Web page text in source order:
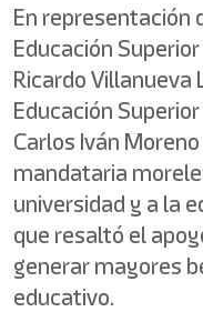
En representación
Educación
Ricardo
Educación
Carlos Iván
mandataria
universidad y a la
que resaltó el
generar mayores
educativo.